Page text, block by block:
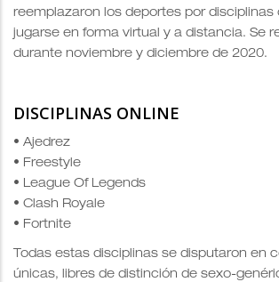
reemplazaron los deportes por disciplinas
jugarse en forma virtual y a distancia. Se
durante noviembre y diciembre de 2020.
DISCIPLINAS ONLINE
• Ajedrez
• Freestyle
• League Of Legends
• Clash Royale
• Fortnite
Todas estas disciplinas se disputaron en
únicas, libres de distinción de sexo-